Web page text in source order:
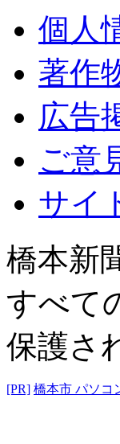
個人
著作
広告
ご意
サイ
橋本新
すべて
保護さ
[PR] 橋本市 パソコ